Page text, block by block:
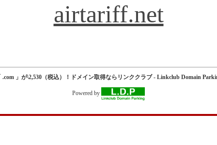
airtariff.net
.com 」が\2,530（税込）！ドメイン取得ならリンククラブ - Linkclub Domain
Powered by